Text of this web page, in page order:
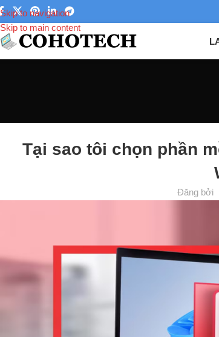
Skip to navigation
Skip to main content
Tại sao tôi chọn phần
Đăng bởi